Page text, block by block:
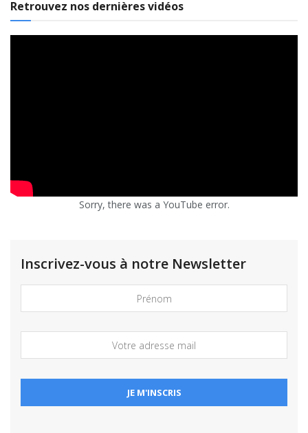
Retrouvez nos dernières vidéos
Sorry, there was a YouTube error.
Inscrivez-vous à notre Newsletter